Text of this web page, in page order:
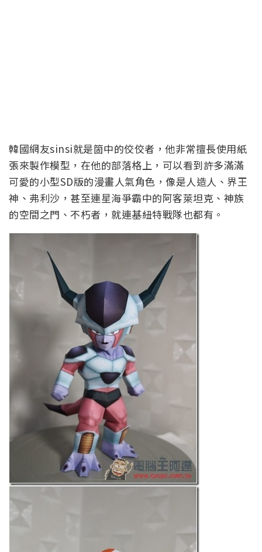
韓國網友sinsi就是箇中的佼佼者，他非常擅長使用紙
張來製作模型，在他的部落格上，可以看到許多滿滿
可愛的小型SD版的漫畫人氣角色，像是人造人、界王
神、弗利沙，甚至連星海爭霸中的阿客萊坦克、神族
的空間之門、不朽者，就連基紐特戰隊也都有。